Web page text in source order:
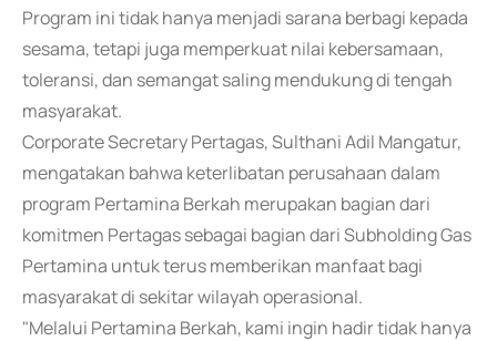
Program ini tidak hanya menjadi sarana berbagi kepada
sesama, tetapi juga memperkuat nilai kebersamaan,
toleransi, dan semangat saling mendukung di tengah
masyarakat.
Corporate Secretary Pertagas, Sulthani Adil Mangatur,
mengatakan bahwa keterlibatan perusahaan dalam
program Pertamina Berkah merupakan bagian dari
komitmen Pertagas sebagai bagian dari Subholding Gas
Pertamina untuk terus memberikan manfaat bagi
masyarakat di sekitar wilayah operasional.
"Melalui Pertamina Berkah, kami ingin hadir tidak hanya